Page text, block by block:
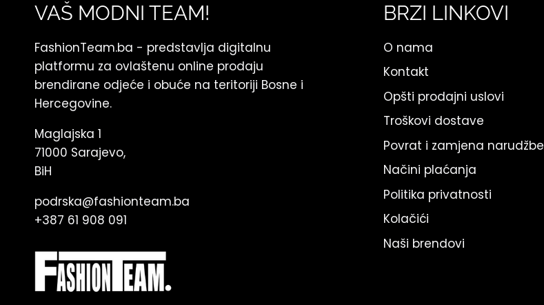
VAŠ MODNI TEAM!
FashionTeam.ba - predstavlja digitalnu
platformu za ovlaštenu online prodaju
brendirane odjeće i obuće na teritoriji Bosne i
Hercegovine.
Maglajska 1
71000 Sarajevo,
BiH
podrska@fashionteam.ba
+387 61 908 091
BRZI LINKOVI
O nama
Kontakt
Opšti prodajni uslovi
Troškovi dostave
Povrat i zamjena narudžbe
Načini plaćanja
Politika privatnosti
Kolačići
Naši brendovi